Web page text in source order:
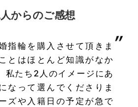
からのご感想
指輪を購入させて頂きま
とはほとんど知識がなか
私たち2人のイメージにあ
なって選んでくださりま
ズや入籍日の予定が急で